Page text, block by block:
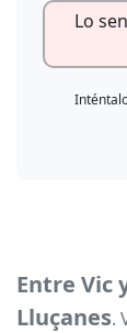
Lo
Entre Vic
Lluçanes.